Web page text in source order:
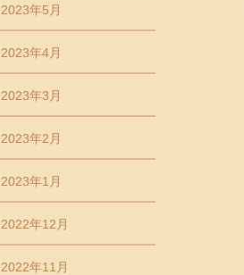
2023年5月
2023年4月
2023年3月
2023年2月
2023年1月
2022年12月
2022年11月